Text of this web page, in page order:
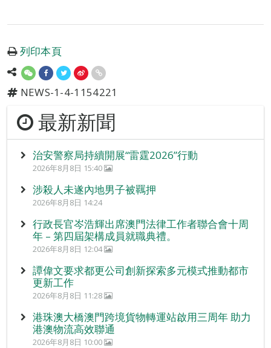
列印本頁
NEWS-1-4-1154221
最新新聞
治安警察局持續開展“雷霆2026”行動
2026年8月8日 15:40
涉殺人未遂內地男子被羈押
2026年8月8日 14:24
行政長官岑浩輝出席澳門法律工作者聯合會十周
年 – 第四屆架構成員就職典禮。
2026年8月8日 12:04
譚偉文要求都更公司創新探索多元模式推動都市
更新工作
2026年8月8日 11:28
港珠澳大橋澳門跨境貨物轉運站啟用三周年 助力
港澳物流高效聯通
2026年8月8日 10:00